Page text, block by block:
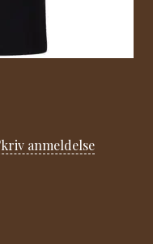
anmeldelse